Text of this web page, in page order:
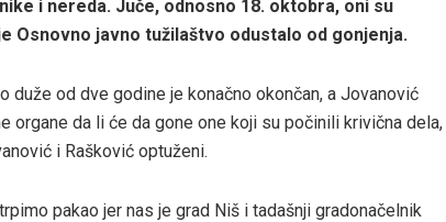
i nereda. Juče, odnosno 18. oktobra, oni su
Osnovno javno tužilaštvo odustalo od gonjenja.
duže od dve godine je konačno okončan, a Jovanović
organe da li će da gone one koji su počinili krivična dela,
i Rašković optuženi.
pakao jer nas je grad Niš i tadašnji gradonačelnik